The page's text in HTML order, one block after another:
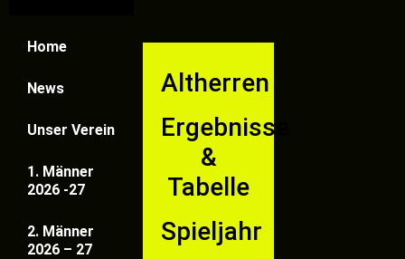
Home
News
Unser Verein
1. Männer
2026 -27
2. Männer
2026 – 27
Altherren
Ergebnisse
&
Tabelle
Spieljahr